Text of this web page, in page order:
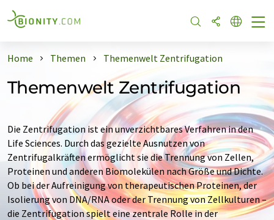
Home Themen Themenwelt Zentrifugation
Themenwelt Zentrifugation
Die Zentrifugation ist ein unverzichtbares Verfahren in den
Life Sciences. Durch das gezielte Ausnutzen von
Zentrifugalkräften ermöglicht sie die Trennung von Zellen,
Proteinen und anderen Biomolekülen nach Größe und Dichte.
Ob bei der Aufreinigung von therapeutischen Proteinen, der
Isolierung von DNA/RNA oder der Trennung von Zellkulturen –
die Zentrifugation spielt eine zentrale Rolle in der